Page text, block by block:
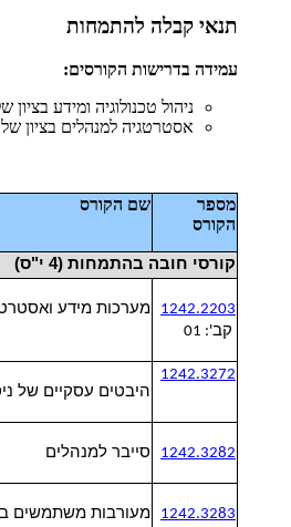
תנאי קבלה להתמחות
עמידה בדרישות הקורסים:
ניהול טכנולוגיה ומידע בציון של
אסטרטגיה למנהלים בציון של 78
מספר
הקורס
שם הקורס
קורסי חובה בהתמחות (4 י"ס)
1242.2203
קב': 01
מערכות מידע
1242.3272
היבטים עסקיים של
1242.3282 סייבר למנהלים
1242.3283 מעורבות משתמשים